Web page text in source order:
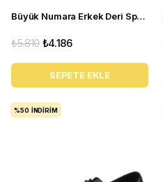
Büyük Numara Erkek Deri Spor Ayakkabı - KB77 siyah
₺4.186
₺5.810
SEPETE EKLE
%50 İNDIRIM